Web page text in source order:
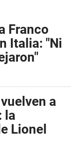
Franco
Italia: "Ni
a
la
Lionel